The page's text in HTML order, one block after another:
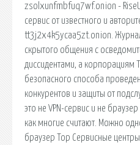
zsolxunfmbfuq7wf.onion -
сервис от известного и
tt3j2x4k5ycaa5zt.onion.
скрытого общения с
диссидентами, а корпорациям
безопасного способа
конкурентов и защиты от
это не VPN-сервис и не
как многие считают. Можно
браузер Тор Сервисные